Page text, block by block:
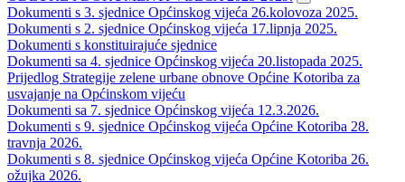
Dokumenti s 3. sjednice Općinskog vijeća 26.kolovoza 2025.
Dokumenti s 2. sjednice Općinskog vijeća 17.lipnja 2025.
Dokumenti s konstituirajuće sjednice
Dokumenti sa 4. sjednice Općinskog vijeća 20.listopada 2025.
Prijedlog Strategije zelene urbane obnove Općine Kotoriba za
usvajanje na Općinskom vijeću
Dokumenti sa 7. sjednice Općinskog vijeća 12.3.2026.
Dokumenti s 9. sjednice Općinskog vijeća Općine Kotoriba 28.
travnja 2026.
Dokumenti s 8. sjednice Općinskog vijeća Općine Kotoriba 26.
ožujka 2026.